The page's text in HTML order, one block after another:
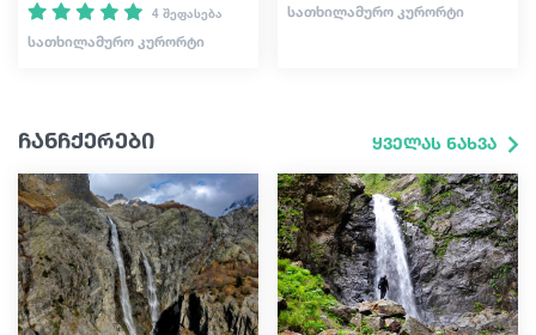
4 შეფასება
ᲡᲐᲗᲮᲘᲚᲐᲛᲣᲠᲝ ᲙᲣᲠᲝᲠᲢᲘ
ᲡᲐᲗᲮᲘᲚᲐᲛᲣᲠᲝ ᲙᲣᲠᲝᲠᲢᲘ
ჩანჩქერები ყველას ნახვა